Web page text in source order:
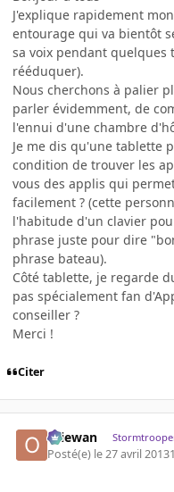
J'explique rapidement
entourage qui va bientôt
sa voix pendant quelques
rééduquer).
Nous cherchons à palier
parler évidemment, de
l'ennui d'une chambre
Je me dis qu'une tablette
condition de trouver les
vous des applis qui
facilement ? (cette
l'habitude d'un clavier
phrase juste pour dire
phrase bateau).
Côté tablette, je regarde
pas spécialement fan
conseiller ?
Merci !
Citer
Oliewan
Posté(e) le 27 avril 2013